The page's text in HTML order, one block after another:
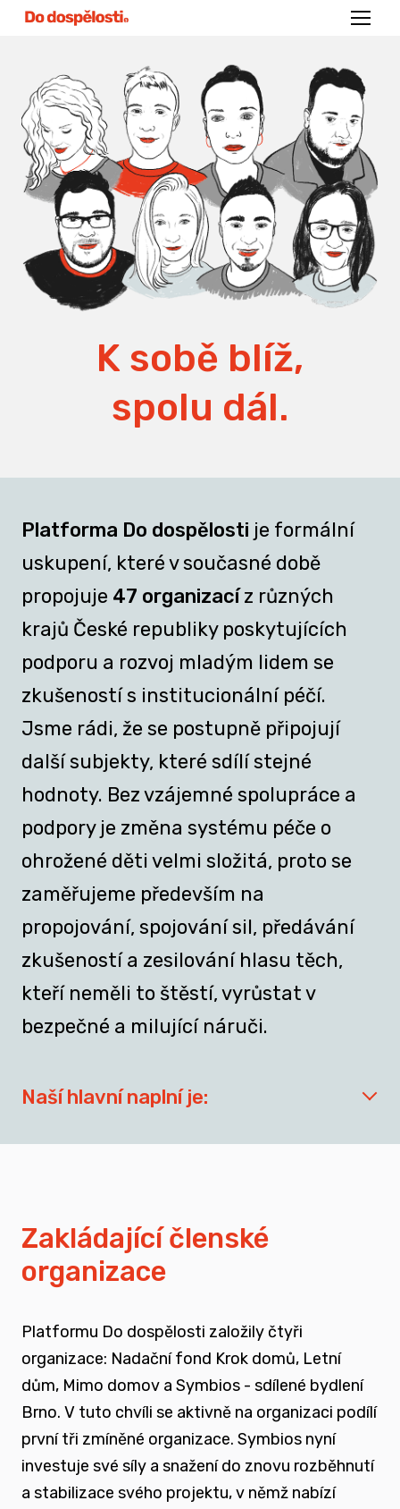
Menu
K sobě blíž,
spolu dál.
Platforma Do dospělosti je formální
uskupení, které v současné době
propojuje 47 organizacíz různých
krajů České republiky poskytujících
podporu a rozvoj mladým lidem se
zkušeností s institucionální péčí.
Jsme rádi, že se postupně připojují
další subjekty, které sdílí stejné
hodnoty. Bez vzájemné spolupráce a
podpory je změna systému péče o
ohrožené děti velmi složitá, proto se
zaměřujeme především na
propojování, spojování sil, předávání
zkušeností a zesilování hlasu těch,
kteří neměli to štěstí, vyrůstat v
bezpečné a milující náruči.
Naší hlavní naplní je:
spojovat sílu hlasu nevládního sektoru v
zapojovat se do advokační činnosti, která
souvisí i se změnou legislativy a systému
jako takového
nést a podporovat sílu hlasu těch, kteří
vyrůstali mimo své biologické rodiny
Zakládající členské
organizace
Platformu Do dospělosti založily čtyři
organizace: Nadační fond Krok domů, Letní
dům, Mimo domov a Symbios - sdílené bydlení
Brno. V tuto chvíli se aktivně na organizaci podílí
první tři zmíněné organizace. Symbios nyní
investuje své síly a snažení do znovu rozběhnutí
a stabilizace svého projektu, v němž nabízí